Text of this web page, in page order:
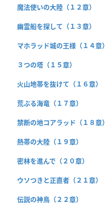
魔法使いの大陸（１２章）
幽霊船を探して（１３章）
マホラッド城の王様（１４章）
３つの塔（１５章）
火山地帯を抜けて（１６章）
荒ぶる海竜（１７章）
禁断の地コアラッド（１８章）
熱帯の大陸（１９章）
密林を進んで（２０章）
ウソつきと正直者（２１章）
伝説の神鳥（２２章）